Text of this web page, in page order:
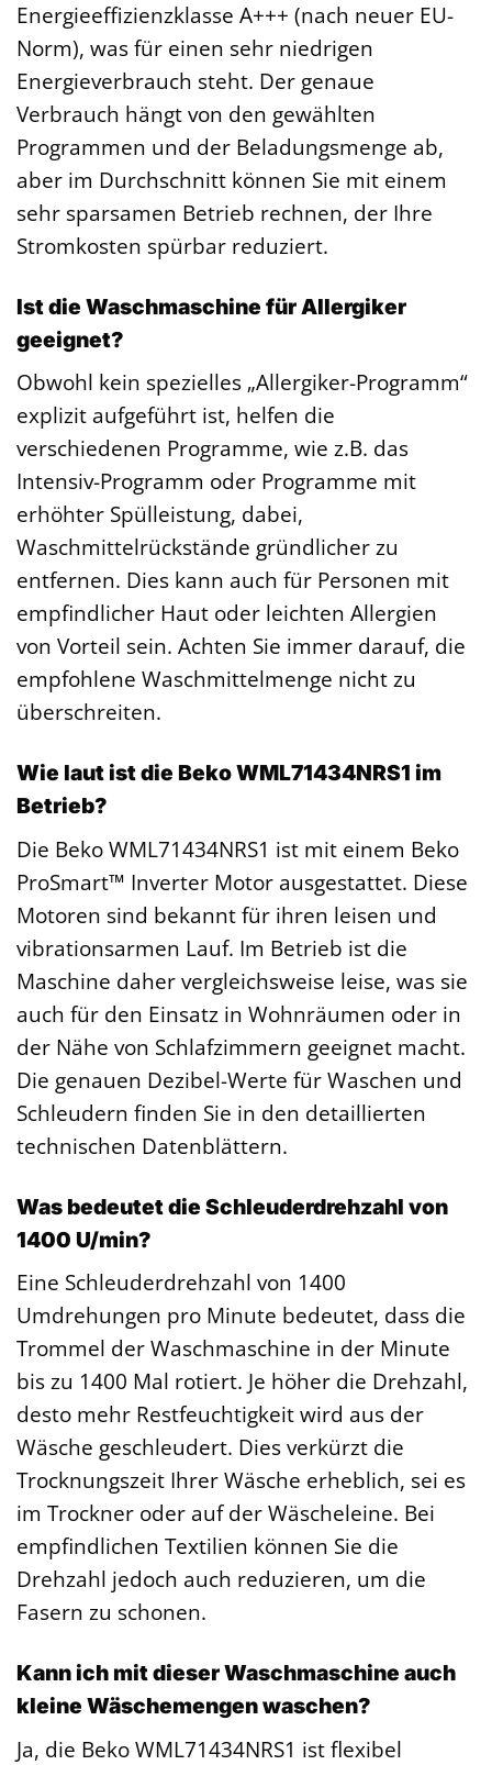
Energieeffizienzklasse A+++ (nach neuer EU-
Norm), was für einen sehr niedrigen
Energieverbrauch steht. Der genaue
Verbrauch hängt von den gewählten
Programmen und der Beladungsmenge ab,
aber im Durchschnitt können Sie mit einem
sehr sparsamen Betrieb rechnen, der Ihre
Stromkosten spürbar reduziert.
Ist die Waschmaschine für Allergiker
geeignet?
Obwohl kein spezielles „Allergiker-Programm“
explizit aufgeführt ist, helfen die
verschiedenen Programme, wie z.B. das
Intensiv-Programm oder Programme mit
erhöhter Spülleistung, dabei,
Waschmittelrückstände gründlicher zu
entfernen. Dies kann auch für Personen mit
empfindlicher Haut oder leichten Allergien
von Vorteil sein. Achten Sie immer darauf, die
empfohlene Waschmittelmenge nicht zu
überschreiten.
Wie laut ist die Beko WML71434NRS1 im
Betrieb?
Die Beko WML71434NRS1 ist mit einem Beko
ProSmart™ Inverter Motor ausgestattet. Diese
Motoren sind bekannt für ihren leisen und
vibrationsarmen Lauf. Im Betrieb ist die
Maschine daher vergleichsweise leise, was sie
auch für den Einsatz in Wohnräumen oder in
der Nähe von Schlafzimmern geeignet macht.
Die genauen Dezibel-Werte für Waschen und
Schleudern finden Sie in den detaillierten
technischen Datenblättern.
Was bedeutet die Schleuderdrehzahl von
1400 U/min?
Eine Schleuderdrehzahl von 1400
Umdrehungen pro Minute bedeutet, dass die
Trommel der Waschmaschine in der Minute
bis zu 1400 Mal rotiert. Je höher die Drehzahl,
desto mehr Restfeuchtigkeit wird aus der
Wäsche geschleudert. Dies verkürzt die
Trocknungszeit Ihrer Wäsche erheblich, sei es
im Trockner oder auf der Wäscheleine. Bei
empfindlichen Textilien können Sie die
Drehzahl jedoch auch reduzieren, um die
Fasern zu schonen.
Kann ich mit dieser Waschmaschine auch
kleine Wäschemengen waschen?
Ja, die Beko WML71434NRS1 ist flexibel